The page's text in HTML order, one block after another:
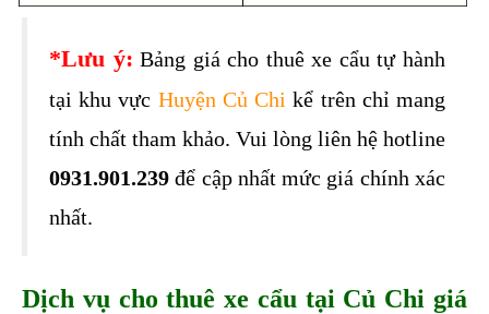
*Lưu ý: Bảng giá cho thuê xe cẩu tự hành
tại khu vực Huyện Củ Chi kể trên chỉ mang
0931.901.239 để cập nhất mức giá chính xác
nhất.
Dịch vụ cho thuê xe cẩu tại Củ Chi giá